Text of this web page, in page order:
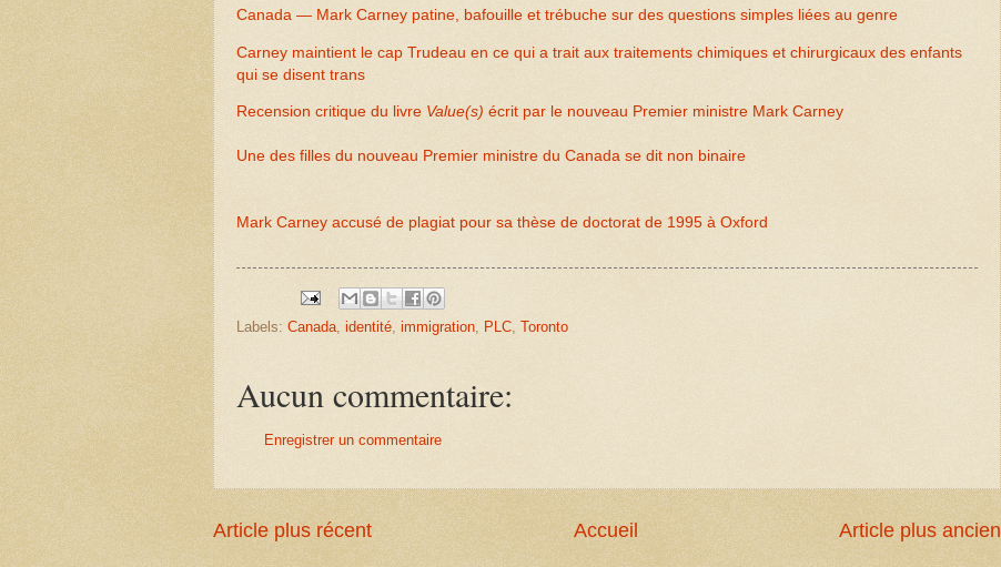
Canada — Mark Carney patine, bafouille et trébuche sur des questions simples liées au genre
Carney maintient le cap Trudeau en ce qui a trait aux traitements chimiques et chirurgicaux des enfants
qui se disent trans
Recension critique du livre Value(s) écrit par le nouveau Premier ministre Mark Carney
Une des filles du nouveau Premier ministre du Canada se dit non binaire
Mark Carney accusé de plagiat pour sa thèse de doctorat de 1995 à Oxford
Labels: Canada identité immigration PLC Toronto
Aucun commentaire:
Enregistrer un commentaire
Article plus récent Article plus ancien
Accueil